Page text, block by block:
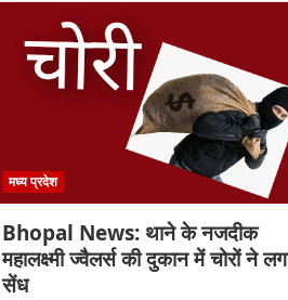
मध्य प्रदेश
Bhopal News: थाने के नजदीक
महालक्ष्मी ज्वैलर्स की दुकान में चोरों ने
सेंध